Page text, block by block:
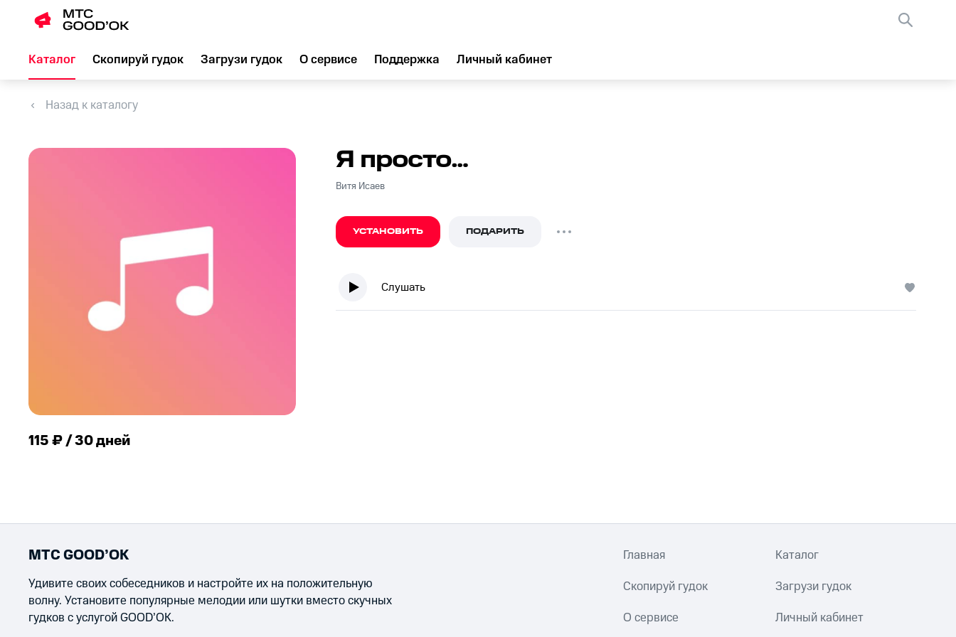
Каталог Скопируй гудок Загрузи гудок О сервисе Поддержка Личный кабинет
Назад к каталогу
115 ₽ / 30 дней
Я просто…
Витя Исаев
УСТАНОВИТЬ ПОДАРИТЬ
Слушать
МТС GOOD’OK
Удивите своих собеседников и настройте их на положительную
волну. Установите популярные мелодии или шутки вместо скучных
гудков с услугой GOOD’OK.
Главная Каталог
Скопируй гудок Загрузи гудок
О сервисе Личный кабинет